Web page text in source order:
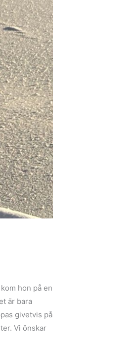
hon på en
är bara
givetvis på
Vi önskar